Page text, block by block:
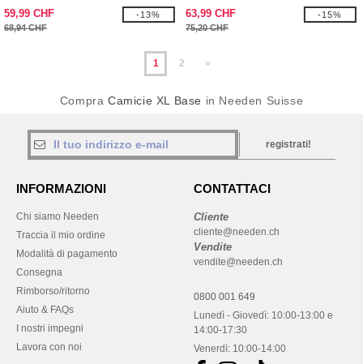
59,99 CHF
68,94 CHF
-13%
63,99 CHF
75,20 CHF
-15%
1 2 »
Compra Camicie XL Base in Needen Suisse
registrati!
INFORMAZIONI
Chi siamo Needen
Traccia il mio ordine
Modalità di pagamento
Consegna
Rimborso/ritorno
Aiuto & FAQs
I nostri impegni
Lavora con noi
CONTATTACI
Cliente
cliente@needen.ch
Vendite
vendite@needen.ch
0800 001 649
Lunedì - Giovedì: 10:00-13:00 e
14:00-17:30
Venerdì: 10:00-14:00